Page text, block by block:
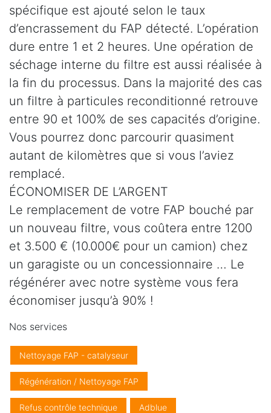
spécifique est ajouté selon le taux
d’encrassement du FAP détecté. L’opération
dure entre 1 et 2 heures. Une opération de
séchage interne du filtre est aussi réalisée à
la fin du processus. Dans la majorité des cas
un filtre à particules reconditionné retrouve
entre 90 et 100% de ses capacités d’origine.
Vous pourrez donc parcourir quasiment
autant de kilomètres que si vous l’aviez
remplacé.
ÉCONOMISER DE L’ARGENT
Le remplacement de votre FAP bouché par
un nouveau filtre, vous coûtera entre 1200
et 3.500 € (10.000€ pour un camion) chez
un garagiste ou un concessionnaire … Le
régénérer avec notre système vous fera
économiser jusqu’à 90% !
Nos services
Nettoyage FAP - catalyseur
Régénération / Nettoyage FAP
Refus contrôle technique Adblue